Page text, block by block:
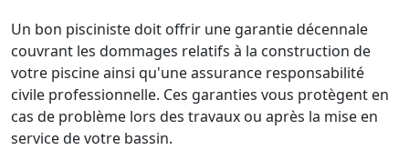
Un bon pisciniste doit offrir une garantie décennale
couvrant les dommages relatifs à la construction de
votre piscine ainsi qu'une assurance responsabilité
civile professionnelle. Ces garanties vous protègent en
cas de problème lors des travaux ou après la mise en
service de votre bassin.